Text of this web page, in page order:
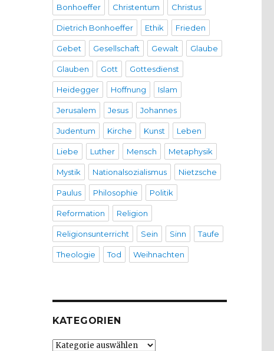
Bonhoeffer Christentum Christus
Dietrich Bonhoeffer Ethik Frieden
Gebet Gesellschaft Gewalt Glaube
Glauben Gott Gottesdienst
Heidegger Hoffnung Islam
Jerusalem Jesus Johannes
Judentum Kirche Kunst Leben
Liebe Luther Mensch Metaphysik
Mystik Nationalsozialismus Nietzsche
Paulus Philosophie Politik
Reformation Religion
Religionsunterricht Sein Sinn Taufe
Theologie Tod Weihnachten
KATEGORIEN
Kategorien